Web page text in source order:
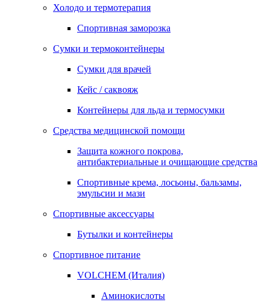
Холодо и термотерапия
Спортивная заморозка
Сумки и термоконтейнеры
Сумки для врачей
Кейс / саквояж
Контейнеры для льда и термосумки
Средства медицинской помощи
Защита кожного покрова,
антибактериальные и очищающие средства
Спортивные крема, лосьоны, бальзамы,
эмульсии и мази
Спортивные аксессуары
Бутылки и контейнеры
Спортивное питание
VOLCHEM (Италия)
Аминокислоты